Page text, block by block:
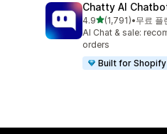
Chatty AI
4.9별 5개 중
(1,791)
총 리뷰 1791개
•무료 플
AI Chat & sale:
orders
Built for Shopify